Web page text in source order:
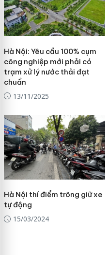
Hà Nội: Yêu cầu 100% cụm
công nghiệp mới phải có
trạm xử lý nước thải đạt
chuẩn
13/11/2025
Hà Nội thí điểm trông giữ xe
tự động
15/03/2024